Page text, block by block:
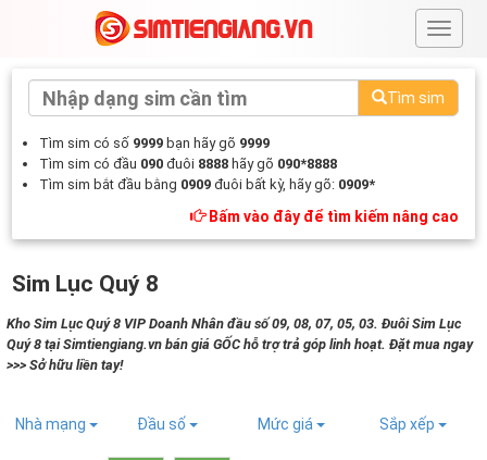
#
Tìm sim
Tìm sim có số 9999 bạn hãy gõ 9999
Tìm sim có đầu 090 đuôi 8888 hãy gõ 090*8888
Tìm sim bắt đầu bằng 0909 đuôi bất kỳ, hãy gõ: 0909*
Bấm vào đây để tìm kiếm nâng cao
Sim Lục Quý 8
Kho Sim Lục Quý 8 VIP Doanh Nhân đầu số 09, 08, 07, 05, 03. Đuôi Sim Lục
Quý 8 tại Simtiengiang.vn bán giá GỐC hỗ trợ trả góp linh hoạt. Đặt mua ngay
>>> Sở hữu liền tay!
Nhà mạng Đầu số Mức giá Sắp xếp